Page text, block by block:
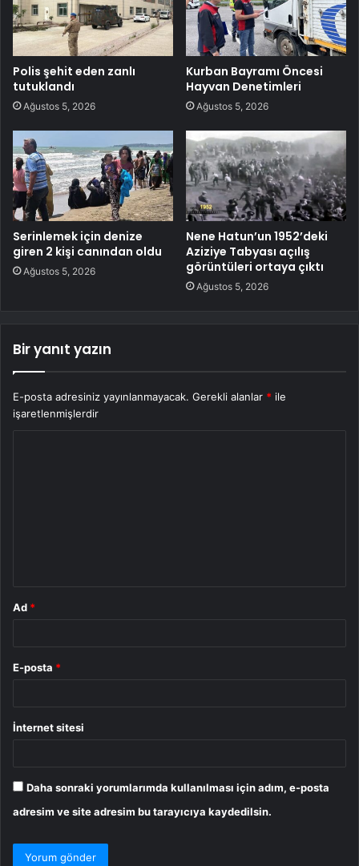
Polis şehit eden zanlı
tutuklandı
Ağustos 5, 2026
Kurban Bayramı Öncesi
Hayvan Denetimleri
Ağustos 5, 2026
Serinlemek için denize
giren 2 kişi canından oldu
Ağustos 5, 2026
Nene Hatun’un 1952’deki
Aziziye Tabyası açılış
görüntüleri ortaya çıktı
Ağustos 5, 2026
Bir yanıt yazın
E-posta adresiniz yayınlanmayacak. Gerekli alanlar * ile
işaretlenmişlerdir
Ad *
E-posta *
İnternet sitesi
Daha sonraki yorumlarımda kullanılması için adım, e-posta
adresim ve site adresim bu tarayıcıya kaydedilsin.